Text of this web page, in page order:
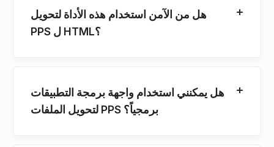
هل من الآمن استخدام هذه الأداة لتحويل
PPS ل HTML؟
هل يمكنني استخدام واجهة برمجة التطبيقات
لتحويل الملفات PPS برمجياً؟